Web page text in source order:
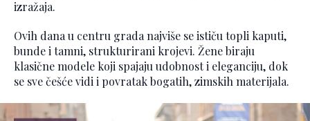
izražaja.
Ovih dana u centru grada najviše se ističu topli kaputi,
bunde i tamni, strukturirani krojevi. Žene biraju
klasične modele koji spajaju udobnost i eleganciju, dok
se sve češće vidi i povratak bogatih, zimskih materijala.